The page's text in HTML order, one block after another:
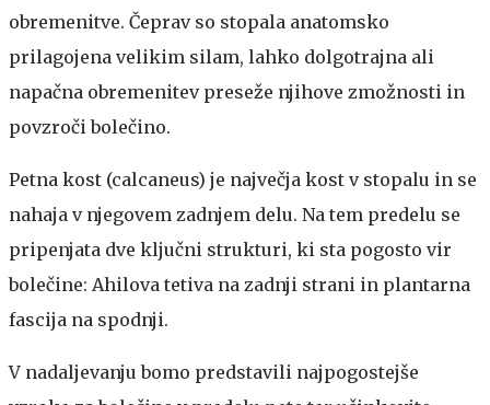
obremenitve. Čeprav so stopala anatomsko
prilagojena velikim silam, lahko dolgotrajna ali
napačna obremenitev preseže njihove zmožnosti in
povzroči bolečino.
Petna kost (calcaneus) je največja kost v stopalu in se
nahaja v njegovem zadnjem delu. Na tem predelu se
pripenjata dve ključni strukturi, ki sta pogosto vir
bolečine: Ahilova tetiva na zadnji strani in plantarna
fascija na spodnji.
V nadaljevanju bomo predstavili najpogostejše